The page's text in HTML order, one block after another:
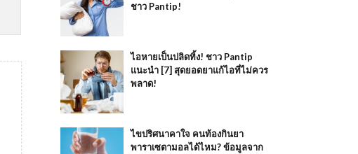
ชาว Pantip!
ไอหายเป็นปลิดทิ้ง! ชาว Pantip
แนะนำ [7] สุดยอดยาแก้ไอที่ไม่ควร
พลาด!
ไขปริศนาคาใจ คนท้องกินยา
พาราเซตามอลได้ไหม? ข้อมูลจาก